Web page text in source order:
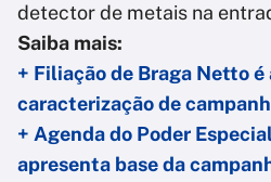
detector de metais na
Saiba mais:
+ Filiação de Braga Netto
caracterização de
+ Agenda do Poder
apresenta base da